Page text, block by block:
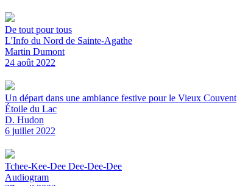
De tout pour tous
L'Info du Nord de Sainte-Agathe
Martin Dumont
24 août 2022
Un départ dans une ambiance festive pour le Vieux Couvent
Étoile du Lac
D. Hudon
6 juillet 2022
Tchee-Kee-Dee Dee-Dee-Dee
Audiogram